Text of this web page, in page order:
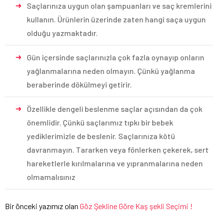
Saçlarınıza uygun olan şampuanları ve saç kremlerini
kullanın. Ürünlerin üzerinde zaten hangi saça uygun
olduğu yazmaktadır.
Gün içersinde saçlarınızla çok fazla oynayıp onların
yağlanmalarına neden olmayın. Çünkü yağlanma
beraberinde dökülmeyi getirir.
Özellikle dengeli beslenme saçlar açısından da çok
önemlidir. Çünkü saçlarımız tıpkı bir bebek
yediklerimizle de beslenir. Saçlarınıza kötü
davranmayın. Tararken veya fönlerken çekerek, sert
hareketlerle kırılmalarına ve yıpranmalarına neden
olmamalısınız
Bir önceki yazımız olan Göz Şekline Göre Kaş şekli Seçimi !